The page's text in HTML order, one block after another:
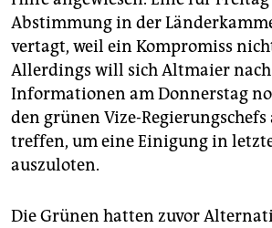
Abstimmung in der
vertagt, weil ein Kompromiss
Allerdings will sich Altmaier
Informationen am Donnerstag
den grünen Vize-
treffen, um eine Einigung in
auszuloten.
Die Grünen hatten zuvor